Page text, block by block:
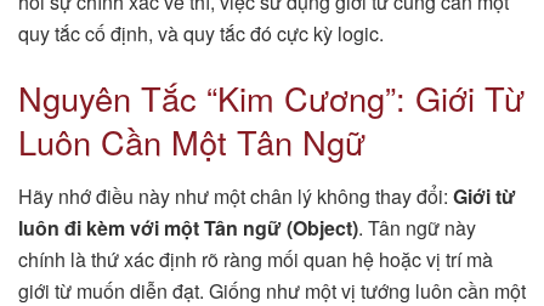
quy tắc cố định, và quy tắc đó cực kỳ logic.
Nguyên Tắc “Kim Cương”: Giới Từ
Luôn Cần Một Tân Ngữ
Hãy nhớ điều này như một chân lý không thay đổi: Giới từ
luôn đi kèm với một Tân ngữ (Object). Tân ngữ này
chính là thứ xác định rõ ràng mối quan hệ hoặc vị trí mà
giới từ muốn diễn đạt. Giống như một vị tướng luôn cần một